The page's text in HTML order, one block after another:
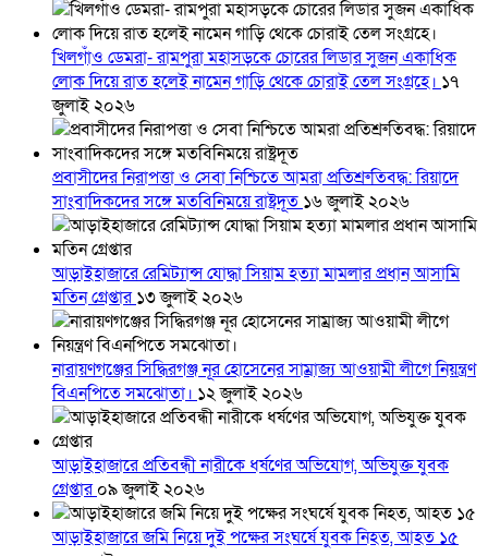
খিলগাঁও ডেমরা- রামপুরা মহাসড়কে চোরের লিডার সুজন একাধিক
লোক দিয়ে রাত হলেই নামেন গাড়ি থেকে চোরাই তেল সংগ্রহে। ১৭
জুলাই ২০২৬
প্রবাসীদের নিরাপত্তা ও সেবা নিশ্চিতে আমরা প্রতিশ্রুতিবদ্ধ: রিয়াদে
সাংবাদিকদের সঙ্গে মতবিনিময়ে রাষ্ট্রদূত ১৬ জুলাই ২০২৬
আড়াইহাজারে রেমিট্যান্স যোদ্ধা সিয়াম হত্যা মামলার প্রধান আসামি
মতিন গ্রেপ্তার১৩ জুলাই ২০২৬
নারায়ণগঞ্জের সিদ্ধিরগঞ্জ নূর হোসেনের সাম্রাজ্য আওয়ামী লীগে নিয়ন্ত্রণ
বিএনপিতে সমঝোতা। ১২ জুলাই ২০২৬
আড়াইহাজারে প্রতিবন্ধী নারীকে ধর্ষণের অভিযোগ, অভিযুক্ত যুবক
গ্রেপ্তার০৯ জুলাই ২০২৬
আড়াইহাজারে জমি নিয়ে দুই পক্ষের সংঘর্ষে যুবক নিহত, আহত ১৫